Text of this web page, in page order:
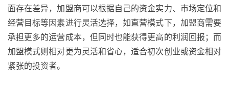
面存在差异，加盟商可以根据自己的资金实力、市场定位和
经营目标等因素进行灵活选择，如直营模式下，加盟商需要
承担更多的运营成本，但同时也能获得更高的利润回报；而
加盟模式则相对更为灵活和省心，适合初次创业或资金相对
紧张的投资者。